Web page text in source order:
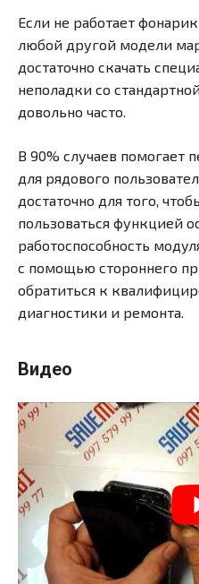
Если не работает
любой другой модели
достаточно скачать
неполадки со
довольно часто.
В 90% случаев помогает
для рядового
достаточно для того,
пользоваться функцией
работоспособность
с помощью стороннего
обратиться к
диагностики и ремонта.
Видео